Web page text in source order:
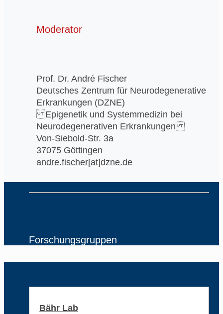
Moderator
Prof. Dr. André Fischer
Deutsches Zentrum für Neurodegenerative
Erkrankungen (DZNE)
Epigenetik und Systemmedizin bei
Neurodegenerativen Erkrankungen
Von-Siebold-Str. 3a
37075 Göttingen
andre.fischer[at]dzne.de
Forschungsgruppen
Bähr Lab